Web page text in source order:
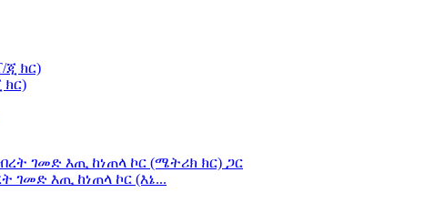
ክር)
ገመድ እጢ ከነጠላ ኮር (እኔ...